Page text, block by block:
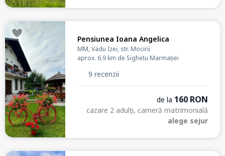
Pensiunea Ioana Angelica
MM, Vadu Izei, str. Mocirii
aprox. 6.9 km de Sighetu Marmației
9 recenzii
de la 160 RON
cazare 2 adulți, cameră matrimonială
alege sejur